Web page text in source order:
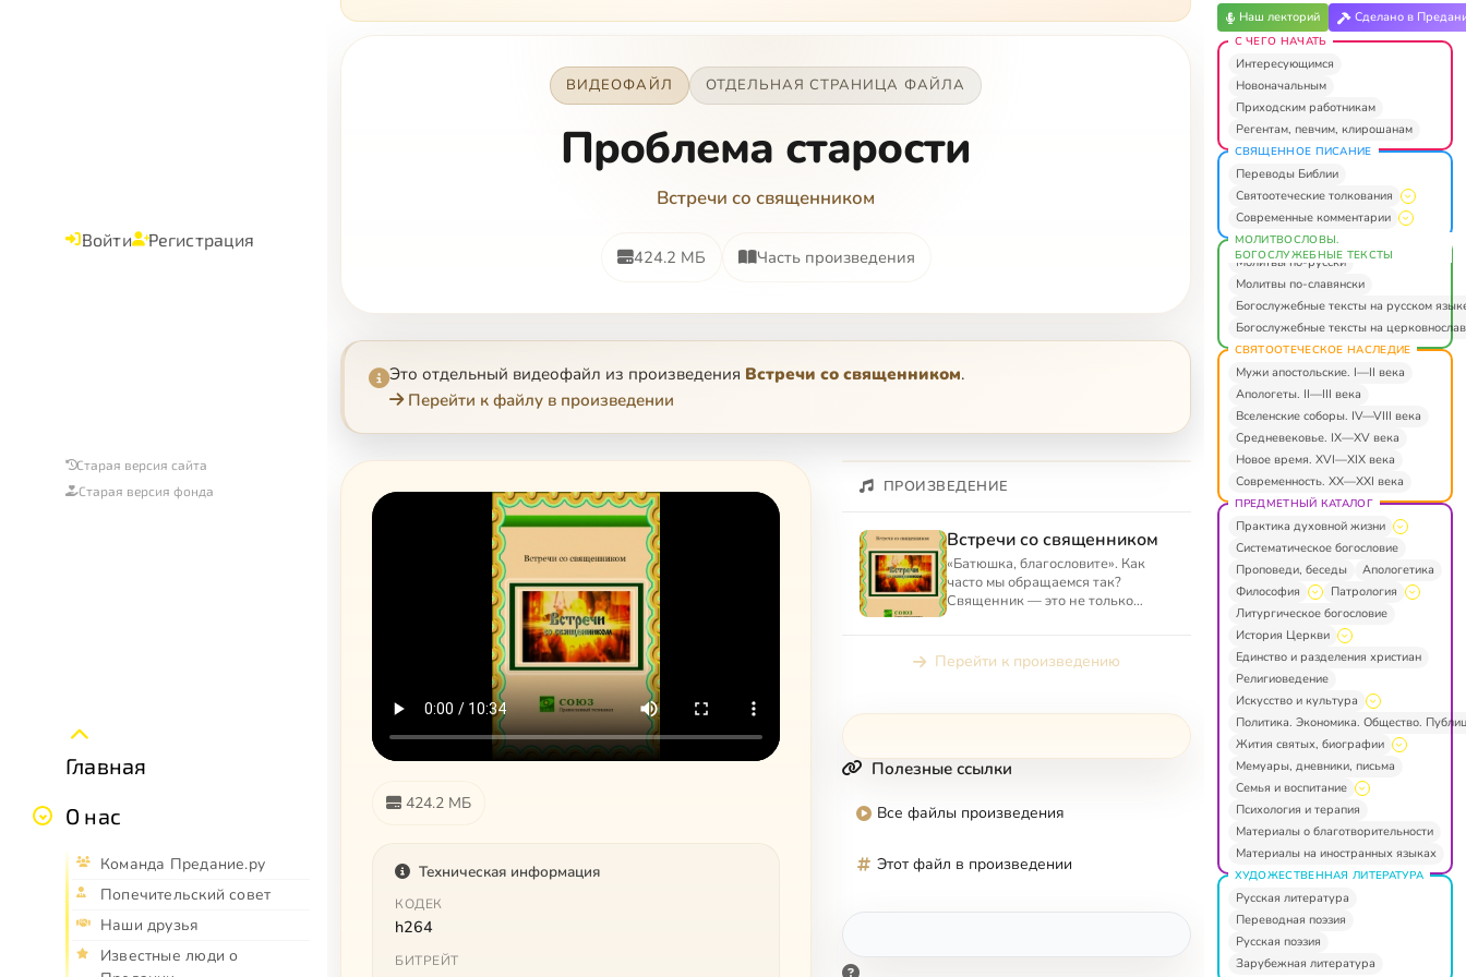
Войти Регистрация
Старая версия сайта
Старая версия фонда
Главная
О нас
Команда Предание.ру
Попечительский совет
Наши друзья
Известные люди о
ВИДЕОФАЙЛ ОТДЕЛЬНАЯ СТРАНИЦА ФАЙЛА
Проблема старости
Встречи со священником
424.2 МБ Часть произведения
Это отдельный видеофайл из произведения Встречи со священником.
Перейти к файлу в произведении
424.2 МБ
Техническая информация
КОДЕК
h264
БИТРЕЙТ
ПРОИЗВЕДЕНИЕ
Встречи со священником
«Батюшка, благословите». Как
часто мы обращаемся так?
Священник — это не только
на пути к Бо...
Перейти к произведению
Полезные ссылки
Все файлы произведения
Этот файл в произведении
Наш лекторий Сделано в
С ЧЕГО НАЧАТЬ
Интересующимся
Новоначальным
Приходским работникам
Регентам, певчим, клирошанам
СВЯЩЕННОЕ ПИСАНИЕ
Переводы Библии
Святоотеческие толкования
Современные комментарии
МОЛИТВОСЛОВЫ.
БОГОСЛУЖЕБНЫЕ ТЕКСТЫ
Молитвы по-русски
Молитвы по-славянски
Богослужебные тексты на русском
Богослужебные тексты на
СВЯТООТЕЧЕСКОЕ НАСЛЕДИЕ
Мужи апостольские. I—II века
Апологеты. II—III века
Вселенские соборы. IV—VIII века
Средневековье. IX—XV века
Новое время. XVI—XIX века
Современность. XX—XXI века
ПРЕДМЕТНЫЙ КАТАЛОГ
Практика духовной жизни
Систематическое богословие
Проповеди, беседы
Апологетика
Философия
Патрология
Литургическое богословие
История Церкви
Единство и разделения христиан
Религиоведение
Искусство и культура
Политика. Экономика. Общество.
Жития святых, биографии
Мемуары, дневники, письма
Семья и воспитание
Психология и терапия
Материалы о благотворительности
Материалы на иностранных языках
ХУДОЖЕСТВЕННАЯ ЛИТЕРАТУРА
Русская литература
Переводная поэзия
Русская поэзия
Зарубежная литература